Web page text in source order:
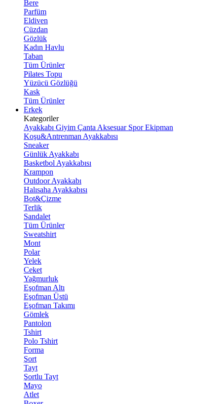
Bere
Parfüm
Eldiven
Cüzdan
Gözlük
Kadın Havlu
Taban
Tüm Ürünler
Pilates Topu
Yüzücü Gözlüğü
Kask
Tüm Ürünler
Erkek
Kategoriler
Ayakkabı Giyim Çanta Aksesuar Spor Ekipman
Koşu&Antrenman Ayakkabısı
Sneaker
Günlük Ayakkabı
Basketbol Ayakkabısı
Krampon
Outdoor Ayakkabı
Halısaha Ayakkabısı
Bot&Çizme
Terlik
Sandalet
Tüm Ürünler
Sweatshirt
Mont
Polar
Yelek
Ceket
Yağmurluk
Eşofman Altı
Eşofman Üstü
Eşofman Takımı
Gömlek
Pantolon
Tshirt
Polo Tshirt
Forma
Şort
Tayt
Şortlu Tayt
Mayo
Atlet